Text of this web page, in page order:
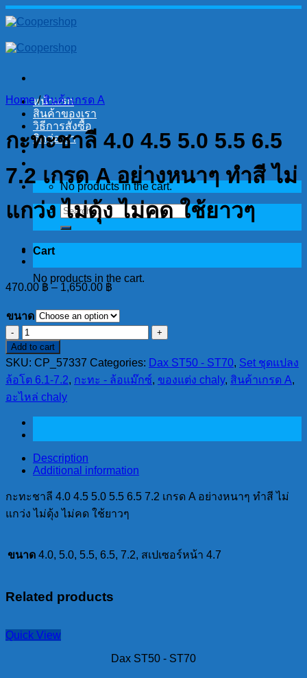
Skip
to
หน้าแรก
สินค้าของเรา
วิธีการสั่งซื้อ
ติดต่อเรา
No products in the cart.
Search
for:
Cart
No products in the cart.
Home / สินค้าเกรด A
กะทะชาลี 4.0 4.5 5.0 5.5 6.5
7.2 เกรด A อย่างหนาๆ ทำสี ไม่
แกว่ง ไม่ดุ้ง ไม่คด ใช้ยาวๆ
470.00 ฿ – 1,650.00 ฿
ขนาด
กะ
ทะ
ชาลี
4.0
4.5
5.5
6.5
7.2
เกรด
A
หนาๆ
แกว่ง
ดุ้ง
ใช้
Add to cart
SKU: CP_57337 Categories: Dax ST50 - ST70, Set ชุดแปลง
ล้อโต 6.1-7.2, กะทะ - ล้อแม๊กซ์, ของแต่ง chaly, สินค้าเกรด A,
อะไหล่ chaly
Description
Additional information
กะทะชาลี 4.0 4.5 5.0 5.5 6.5 7.2 เกรด A อย่างหนาๆ ทำสี ไม่
แกว่ง ไม่ดุ้ง ไม่คด ใช้ยาวๆ
ขนาด 4.0, 5.0, 5.5, 6.5, 7.2, สเปเซอร์หน้า 4.7
Related products
Quick View
Dax ST50 - ST70